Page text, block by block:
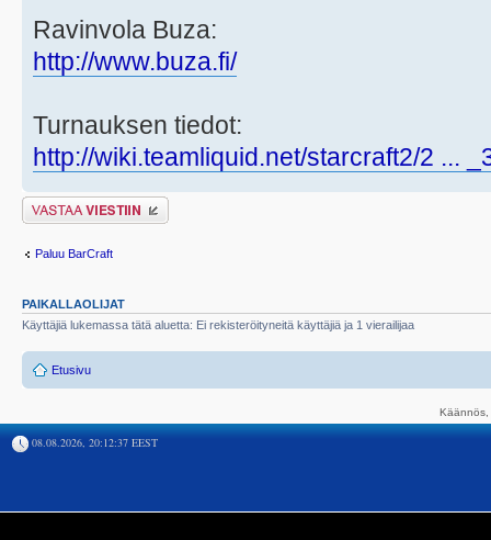
Ravinvola Buza:
http://www.buza.fi/
Turnauksen tiedot:
http://wiki.teamliquid.net/starcraft2/2 ...
Lähetä vastaus
Paluu BarCraft
PAIKALLAOLIJAT
Käyttäjiä lukemassa tätä aluetta: Ei rekisteröityneitä käyttäjiä ja 1 vierailijaa
Etusivu
08.08.2026, 20:12:37 EEST